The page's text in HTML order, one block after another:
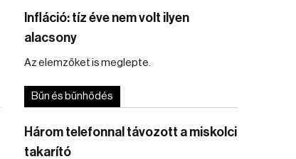
Infláció: tíz éve nem volt ilyen
alacsony
Az elemzőket is meglepte.
Bűn és bűnhődés
Három telefonnal távozott a miskolci
takarító